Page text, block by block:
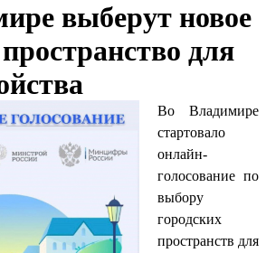
выберут новое
для
Во Владимире
стартовало
онлайн-
голосование по
выбору
городских
пространств для